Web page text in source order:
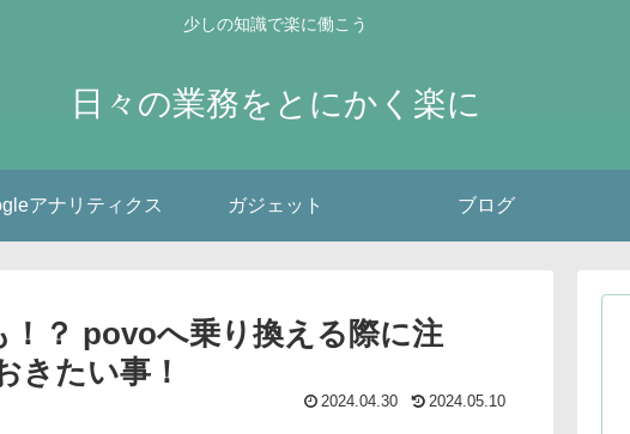
少しの知識で楽に働こう
日々の業務をとにかく楽に
アナリティクス ガジェット ブログ
！？ povoへ乗り換える際に注
きたい事！
2024.04.30 2024.05.10